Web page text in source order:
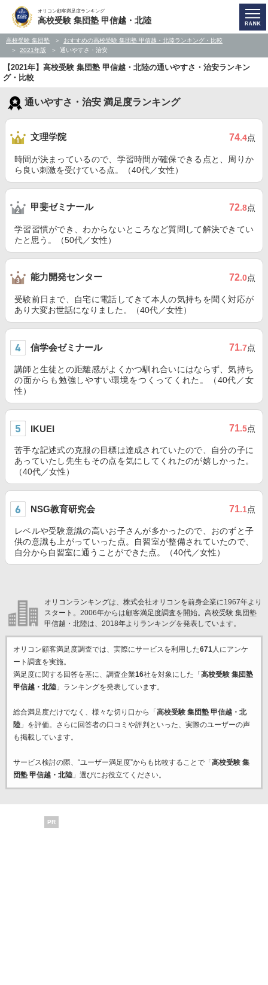
オリコン顧客満足度ランキング
高校受験 集団塾 甲信越・北陸
高校受験 集団塾
おすすめの高校受験 集団塾 甲信越・北陸ランキング・比較
2021年版
通いやすさ・治安
【2021年】高校受験 集団塾 甲信越・北陸の通いやすさ・治安ランキン
グ・比較
通いやすさ・治安 満足度ランキング
文理学院 74.4点
時間が決まっているので、学習時間が確保できる点と、周りか
ら良い刺激を受けている点。（40代／女性）
甲斐ゼミナール 72.8点
学習習慣ができ、わからないところなど質問して解決できてい
たと思う。（50代／女性）
能力開発センター 72.0点
受験前日まで、自宅に電話してきて本人の気持ちを聞く対応が
あり大変お世話になりました。（40代／女性）
信学会ゼミナール 71.7点
講師と生徒との距離感がよくかつ馴れ合いにはならず、気持ち
の面からも勉強しやすい環境をつくってくれた。（40代／女
性）
IKUEI 71.5点
苦手な記述式の克服の目標は達成されていたので、自分の子に
あっていたし先生もその点を気にしてくれたのが嬉しかった。
（40代／女性）
NSG教育研究会 71.1点
レベルや受験意識の高いお子さんが多かったので、おのずと子
供の意識も上がっていった点。自習室が整備されていたので、
自分から自習室に通うことができた点。（40代／女性）
オリコンランキングは、株式会社オリコンを前身企業に1967年より
スタート。2006年からは顧客満足度調査を開始。高校受験 集団塾
甲信越・北陸は、2018年よりランキングを発表しています。
オリコン顧客満足度調査では、実際にサービスを利用した671人にアンケ
ート調査を実施。
満足度に関する回答を基に、調査企業16社を対象にした「 高校受験 集団塾
甲信越・北陸」ランキングを発表しています。
総合満足度だけでなく、様々な切り口から「 高校受験 集団塾 甲信越・北
陸」を評価。さらに回答者の口コミや評判といった、実際のユーザーの声
も掲載しています。
サービス検討の際、“ユーザー満足度”からも比較することで「 高校受験 集
団塾 甲信越・北陸」選びにお役立てください。
PR